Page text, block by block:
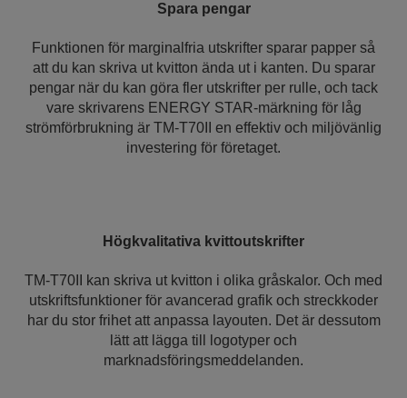
Spara pengar
Funktionen för marginalfria utskrifter sparar papper så
att du kan skriva ut kvitton ända ut i kanten. Du sparar
pengar när du kan göra fler utskrifter per rulle, och tack
vare skrivarens ENERGY STAR-märkning för låg
strömförbrukning är TM-T70II en effektiv och miljövänlig
investering för företaget.
Högkvalitativa kvittoutskrifter
TM-T70II kan skriva ut kvitton i olika gråskalor. Och med
utskriftsfunktioner för avancerad grafik och streckkoder
har du stor frihet att anpassa layouten. Det är dessutom
lätt att lägga till logotyper och
marknadsföringsmeddelanden.